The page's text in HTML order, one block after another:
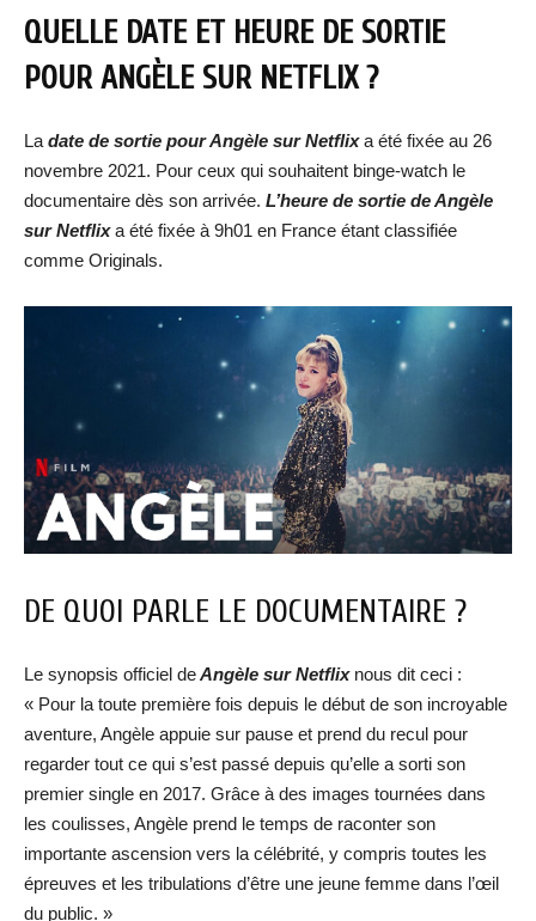
QUELLE DATE ET HEURE DE SORTIE
POUR ANGÈLE SUR NETFLIX ?
La date de sortie pour Angèle sur Netflixa été fixée au 26
novembre 2021. Pour ceux qui souhaitent binge-watch le
documentaire dès son arrivée. L’heure de sortie de Angèle
sur Netflixa été fixée à 9h01 en France étant classifiée
comme Originals.
DE QUOI PARLE LE DOCUMENTAIRE ?
Le synopsis officiel deAngèle sur Netflixnous dit ceci :
« Pour la toute première fois depuis le début de son incroyable
aventure, Angèle appuie sur pause et prend du recul pour
regarder tout ce qui s’est passé depuis qu’elle a sorti son
premier single en 2017. Grâce à des images tournées dans
les coulisses, Angèle prend le temps de raconter son
importante ascension vers la célébrité, y compris toutes les
épreuves et les tribulations d’être une jeune femme dans l’œil
du public. »